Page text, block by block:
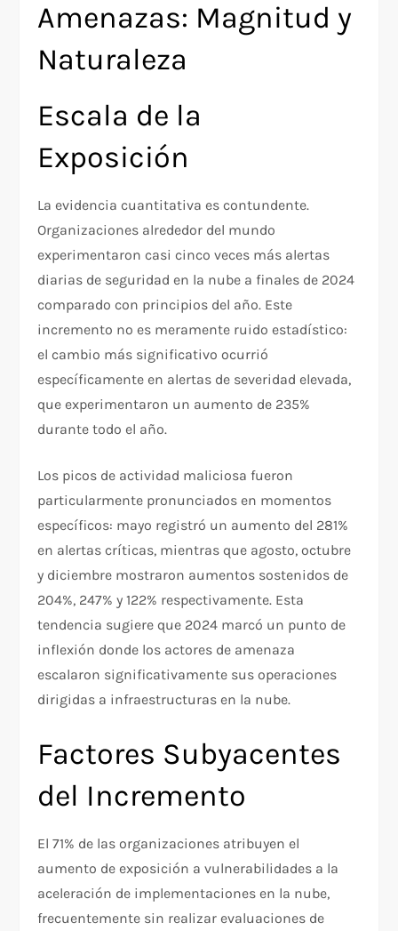
Amenazas: Magnitud y
Naturaleza
Escala de la
Exposición
La evidencia cuantitativa es contundente.
Organizaciones alrededor del mundo
experimentaron casi cinco veces más alertas
diarias de seguridad en la nube a finales de 2024
comparado con principios del año. Este
incremento no es meramente ruido estadístico:
el cambio más significativo ocurrió
específicamente en alertas de severidad elevada,
que experimentaron un aumento de 235%
durante todo el año.​
Los picos de actividad maliciosa fueron
particularmente pronunciados en momentos
específicos: mayo registró un aumento del 281%
en alertas críticas, mientras que agosto, octubre
y diciembre mostraron aumentos sostenidos de
204%, 247% y 122% respectivamente. Esta
tendencia sugiere que 2024 marcó un punto de
inflexión donde los actores de amenaza
escalaron significativamente sus operaciones
dirigidas a infraestructuras en la nube.
Factores Subyacentes
del Incremento
El 71% de las organizaciones atribuyen el
aumento de exposición a vulnerabilidades a la
aceleración de implementaciones en la nube,
frecuentemente sin realizar evaluaciones de